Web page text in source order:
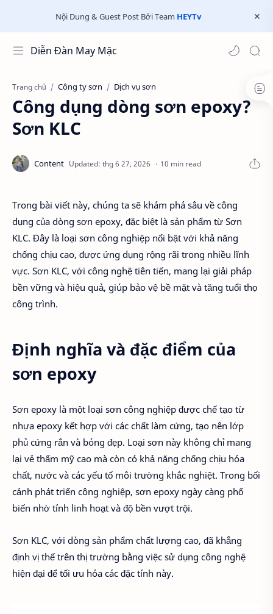
Nội Dung & Guest Post Bởi Team HEYTv
Diễn Đàn May Mặc
Trang chủ Công ty sơn Dịch vụ sơn
Công dụng dòng sơn epoxy?
Sơn KLC
10 min read
Trong bài viết này, chúng ta sẽ khám phá sâu về công
dụng của dòng sơn epoxy, đặc biệt là sản phẩm từ Sơn
KLC. Đây là loại sơn công nghiệp nổi bật với khả năng
chống chịu cao, được ứng dụng rộng rãi trong nhiều lĩnh
vực. Sơn KLC, với công nghệ tiên tiến, mang lại giải pháp
bền vững và hiệu quả, giúp bảo vệ bề mặt và tăng tuổi thọ
công trình.
Định nghĩa và đặc điểm của
sơn epoxy
Sơn epoxy là một loại sơn công nghiệp được chế tạo từ
nhựa epoxy kết hợp với các chất làm cứng, tạo nên lớp
phủ cứng rắn và bóng đẹp. Loại sơn này không chỉ mang
lại vẻ thẩm mỹ cao mà còn có khả năng chống chịu hóa
chất, nước và các yếu tố môi trường khắc nghiệt. Trong bối
cảnh phát triển công nghiệp, sơn epoxy ngày càng phổ
biến nhờ tính linh hoạt và độ bền vượt trội.
Sơn KLC, với dòng sản phẩm chất lượng cao, đã khẳng
định vị thế trên thị trường bằng việc sử dụng công nghệ
hiện đại để tối ưu hóa các đặc tính này.